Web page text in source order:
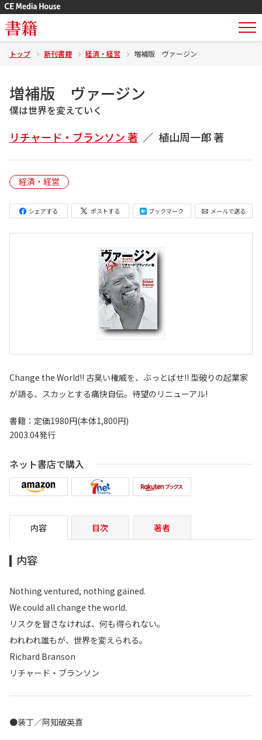
書籍
トップ 新刊書籍 経済・経営 増補版 ヴァージン
増補版 ヴァージン
僕は世界を変えていく
リチャード・ブランソン 著 植山周一郎 著
経済・経営
シェアする ポストする ブックマーク メールで送る
Change the World!! 古臭い権威を、ぶっとばせ!! 型破りの起業家
が語る、スカッとする痛快自伝。待望のリニューアル!
書籍：定価1980円(本体1,800円)
2003.04発行
ネット書店で購入
内容 目次 著者
内容
Nothing ventured, nothing gained.
We could all change the world.
リスクを冒さなければ、何も得られない。
われわれ誰もが、世界を変えられる。
Richard Branson
リチャード・ブランソン
●装丁／阿知破英喜